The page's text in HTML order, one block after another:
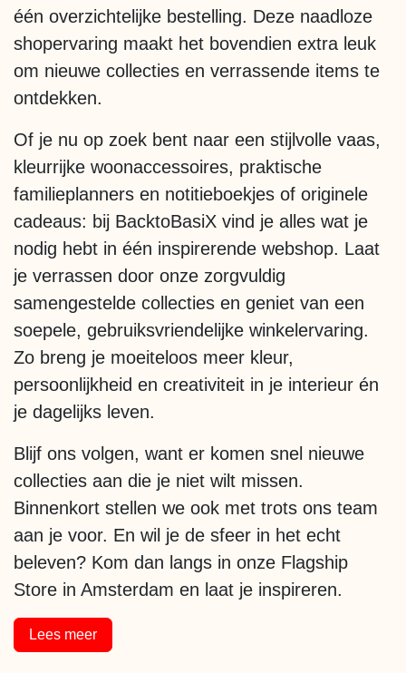
één overzichtelijke bestelling. Deze naadloze
shopervaring maakt het bovendien extra leuk
om nieuwe collecties en verrassende items te
ontdekken.
Of je nu op zoek bent naar een stijlvolle vaas,
kleurrijke woonaccessoires, praktische
familieplanners en notitieboekjes of originele
cadeaus: bij BacktoBasiX vind je alles wat je
nodig hebt in één inspirerende webshop. Laat
je verrassen door onze zorgvuldig
samengestelde collecties en geniet van een
soepele, gebruiksvriendelijke winkelervaring.
Zo breng je moeiteloos meer kleur,
persoonlijkheid en creativiteit in je interieur én
je dagelijks leven.
Blijf ons volgen, want er komen snel nieuwe
collecties aan die je niet wilt missen.
Binnenkort stellen we ook met trots ons team
aan je voor. En wil je de sfeer in het echt
beleven? Kom dan langs in onze Flagship
Store in Amsterdam en laat je inspireren.
Lees meer